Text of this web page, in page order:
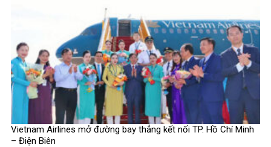
Vietnam Airlines mở đường bay thẳng kết nối TP. Hồ Chí Minh
– Điện Biên